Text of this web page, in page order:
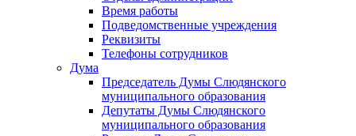
Время работы
Подведомственные учреждения
Реквизиты
Телефоны сотрудников
Дума
Председатель Думы Слюдянского
муниципального образования
Депутаты Думы Слюдянского
муниципального образования